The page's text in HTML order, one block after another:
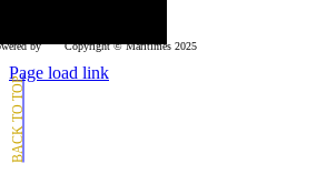
by Copyright © Μaritimes 2025
Page load link
Go
to
Top